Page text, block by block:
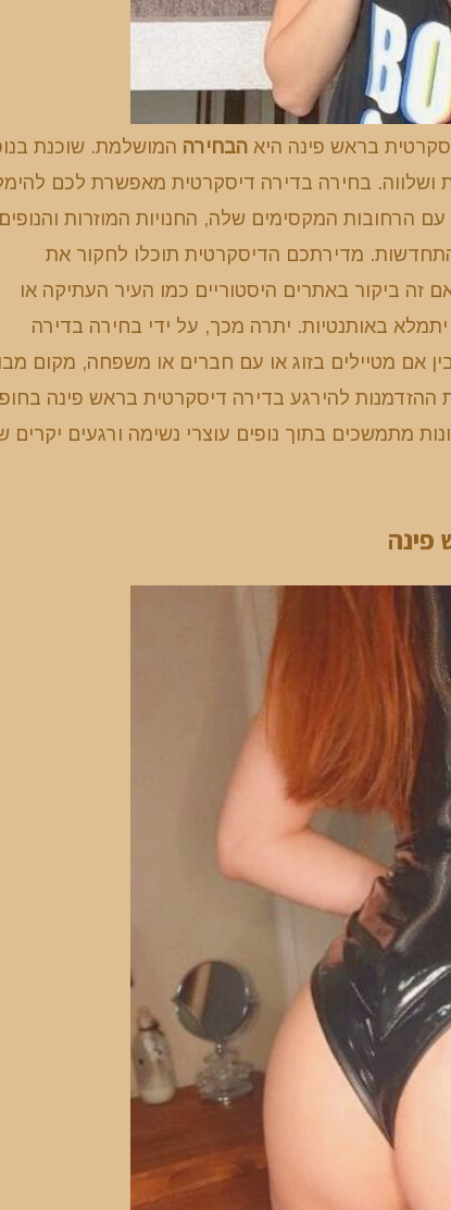
בראש פינה היא הבחירה המושלמת. שוכנת
ושלווה. בחירה בדירה דיסקרטית מאפשרת לכם
הרחובות המקסימים שלה, החנויות המוזרות
מדירתכם הדיסקרטית תוכלו לחקור את
ביקור באתרים היסטוריים כמו העיר העתיקה או
באותנטיות. יתרה מכך, על ידי בחירה בדירה
אם מטיילים בזוג או עם חברים או משפחה, מקום
להירגע בדירה דיסקרטית בראש פינה
מתמשכים בתוך נופים עוצרי נשימה ורגעים יקרים
פינה